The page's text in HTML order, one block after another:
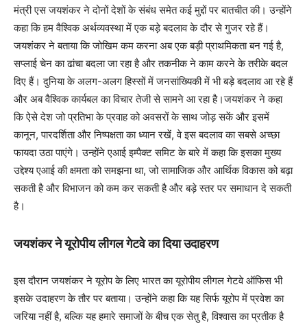
मंत्री एस जयशंकर ने दोनों देशों के संबंध समेत कई मुद्दों पर बातचीत की। उन्होंने
कहा कि हम वैश्विक अर्थव्यवस्था में एक बड़े बदलाव के दौर से गुजर रहे हैं।
जयशंकर ने बताया कि जोखिम कम करना अब एक बड़ी प्राथमिकता बन गई है,
सप्लाई चेन का ढांचा बदला जा रहा है और तकनीक ने काम करने के तरीके बदल
दिए हैं। दुनिया के अलग-अलग हिस्सों में जनसांख्यिकी में भी बड़े बदलाव आ रहे हैं
और अब वैश्विक कार्यबल का विचार तेजी से सामने आ रहा है।जयशंकर ने कहा
कि ऐसे देश जो प्रतिभा के प्रवाह को अवसरों के साथ जोड़ सकें और इसमें
कानून, पारदर्शिता और निष्पक्षता का ध्यान रखें, वे इस बदलाव का सबसे अच्छा
फायदा उठा पाएंगे। उन्होंने एआई इम्पैक्ट समिट के बारे में कहा कि इसका मुख्य
उद्देश्य एआई की क्षमता को समझना था, जो सामाजिक और आर्थिक विकास को बढ़ा
सकती है और विभाजन को कम कर सकती है और बड़े स्तर पर समाधान दे सकती
है।
जयशंकर ने यूरोपीय लीगल गेटवे का दिया उदाहरण
इस दौरान जयशंकर ने यूरोप के लिए भारत का यूरोपीय लीगल गेटवे ऑफिस भी
इसके उदाहरण के तौर पर बताया। उन्होंने कहा कि यह सिर्फ यूरोप में प्रवेश का
जरिया नहीं है, बल्कि यह हमारे समाजों के बीच एक सेतु है, विश्वास का प्रतीक है